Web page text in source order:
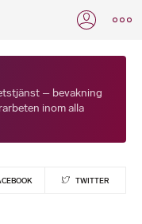
– bevakning
inom alla
TWITTER